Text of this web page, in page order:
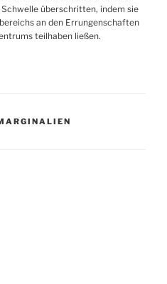
überschritten, indem sie
an den Errungenschaften
teilhaben ließen.